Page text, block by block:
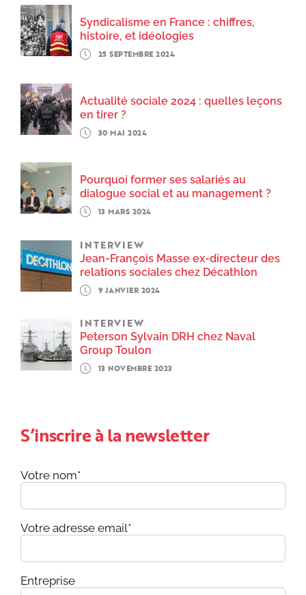
Syndicalisme en France : chiffres,
histoire, et idéologies
25 SEPTEMBRE 2024
Actualité sociale 2024 : quelles leçons
en tirer ?
30 MAI 2024
Pourquoi former ses salariés au
dialogue social et au management ?
13 MARS 2024
INTERVIEW
Jean-François Masse ex-directeur des
relations sociales chez Décathlon
9 JANVIER 2024
INTERVIEW
Peterson Sylvain DRH chez Naval
Group Toulon
13 NOVEMBRE 2023
S’inscrire à la newsletter
Votre nom*
Votre adresse email*
Entreprise